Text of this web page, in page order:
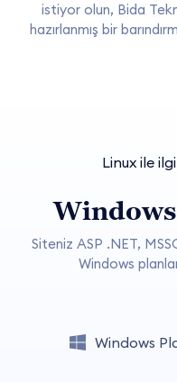
istiyor olun, Bida
hazırlanmış bir
Linux ile
Siteniz ASP .NET,
Windows
Windows